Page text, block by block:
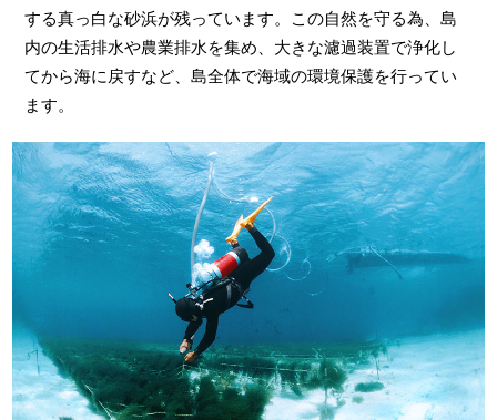
する真っ白な砂浜が残っています。この自然を守る為、島
内の生活排水や農業排水を集め、大きな濾過装置で浄化し
てから海に戻すなど、島全体で海域の環境保護を行ってい
ます。